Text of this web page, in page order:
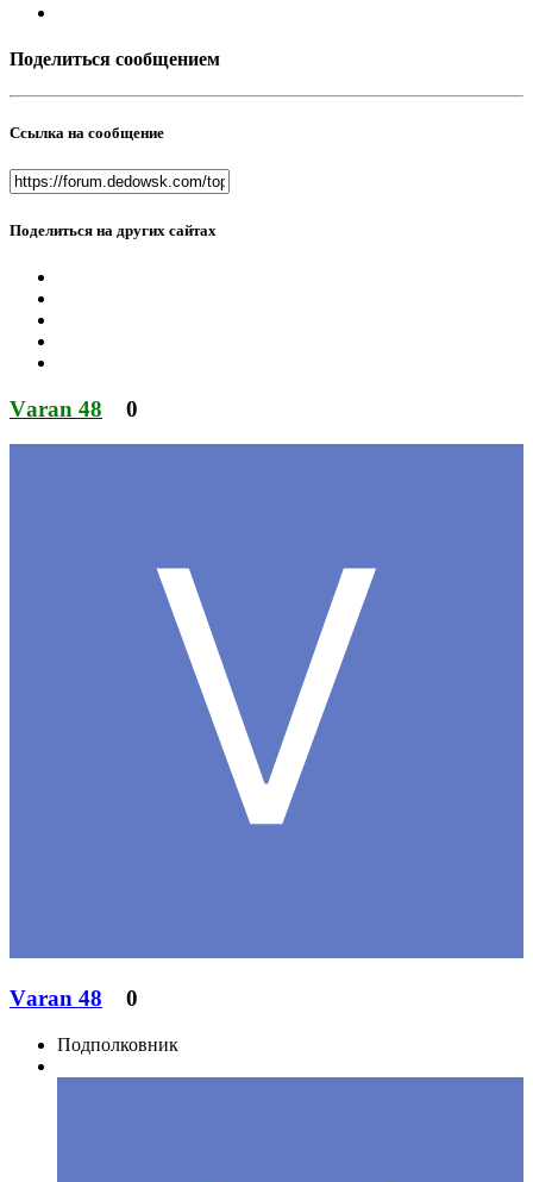
Поделиться сообщением
Ссылка на сообщение
Поделиться на других сайтах
Vаrаn 48 0
Vаrаn 48 0
Подполковник